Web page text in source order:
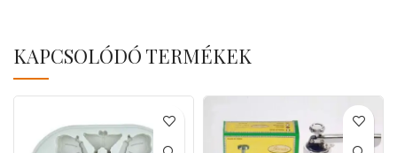
KAPCSOLÓDÓ TERMÉKEK